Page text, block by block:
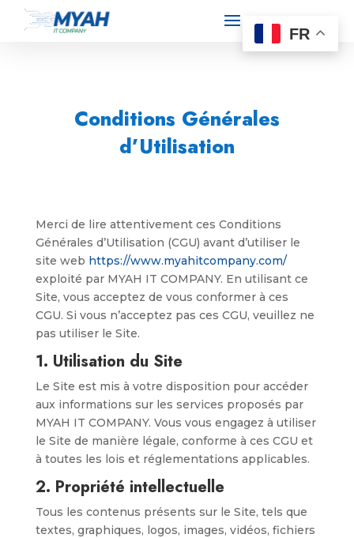
Conditions Générales
d’Utilisation
Merci de lire attentivement ces Conditions
Générales d’Utilisation (CGU) avant d’utiliser le
site web https://www.myahitcompany.com/
exploité par MYAH IT COMPANY. En utilisant ce
Site, vous acceptez de vous conformer à ces
CGU. Si vous n’acceptez pas ces CGU, veuillez ne
pas utiliser le Site.
1. Utilisation du Site
Le Site est mis à votre disposition pour accéder
aux informations sur les services proposés par
MYAH IT COMPANY. Vous vous engagez à utiliser
le Site de manière légale, conforme à ces CGU et
à toutes les lois et réglementations applicables.
2. Propriété intellectuelle
Tous les contenus présents sur le Site, tels que
textes, graphiques, logos, images, vidéos, fichiers
FR